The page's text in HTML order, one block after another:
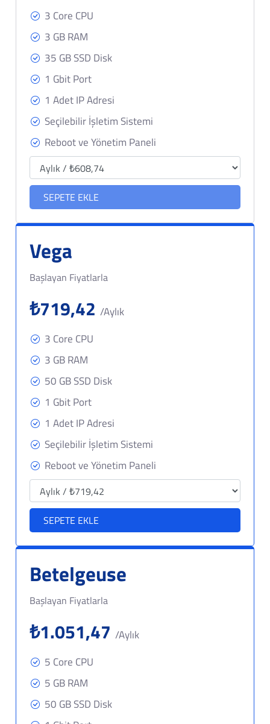
3 Core CPU
3 GB RAM
35 GB SSD Disk
1 Gbit Port
1 Adet IP Adresi
Seçilebilir İşletim Sistemi
Reboot ve Yönetim Paneli
SEPETE EKLE
Vega
Başlayan Fiyatlarla
₺719,42/Aylık
3 Core CPU
3 GB RAM
50 GB SSD Disk
1 Gbit Port
1 Adet IP Adresi
Seçilebilir İşletim Sistemi
Reboot ve Yönetim Paneli
SEPETE EKLE
Betelgeuse
Başlayan Fiyatlarla
₺1.051,47/Aylık
5 Core CPU
5 GB RAM
50 GB SSD Disk